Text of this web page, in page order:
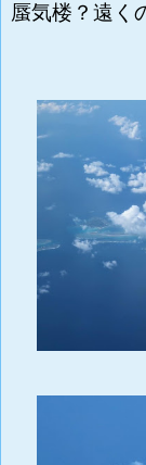
蜃気楼？遠く